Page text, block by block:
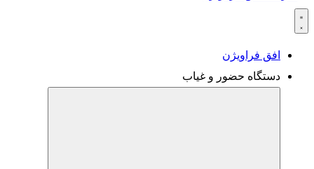
افق فراویژن
دستگاه حضور و غیاب